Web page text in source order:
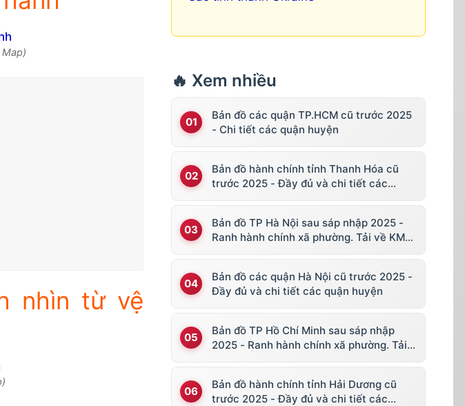
nhìn từ vệ
🔥 Xem nhiều
Bản đồ các quận TP.HCM cũ trước 2025
- Chi tiết các quận huyện
Bản đồ hành chính tỉnh Thanh Hóa cũ
trước 2025 - Đầy đủ và chi tiết các
Bản đồ TP Hà Nội sau sáp nhập 2025 -
Ranh hành chính xã phường. Tải về KML,
Bản đồ các quận Hà Nội cũ trước 2025 -
Đầy đủ và chi tiết các quận huyện
Bản đồ TP Hồ Chí Minh sau sáp nhập
2025 - Ranh hành chính xã phường. Tải
Bản đồ hành chính tỉnh Hải Dương cũ
trước 2025 - Đầy đủ và chi tiết các